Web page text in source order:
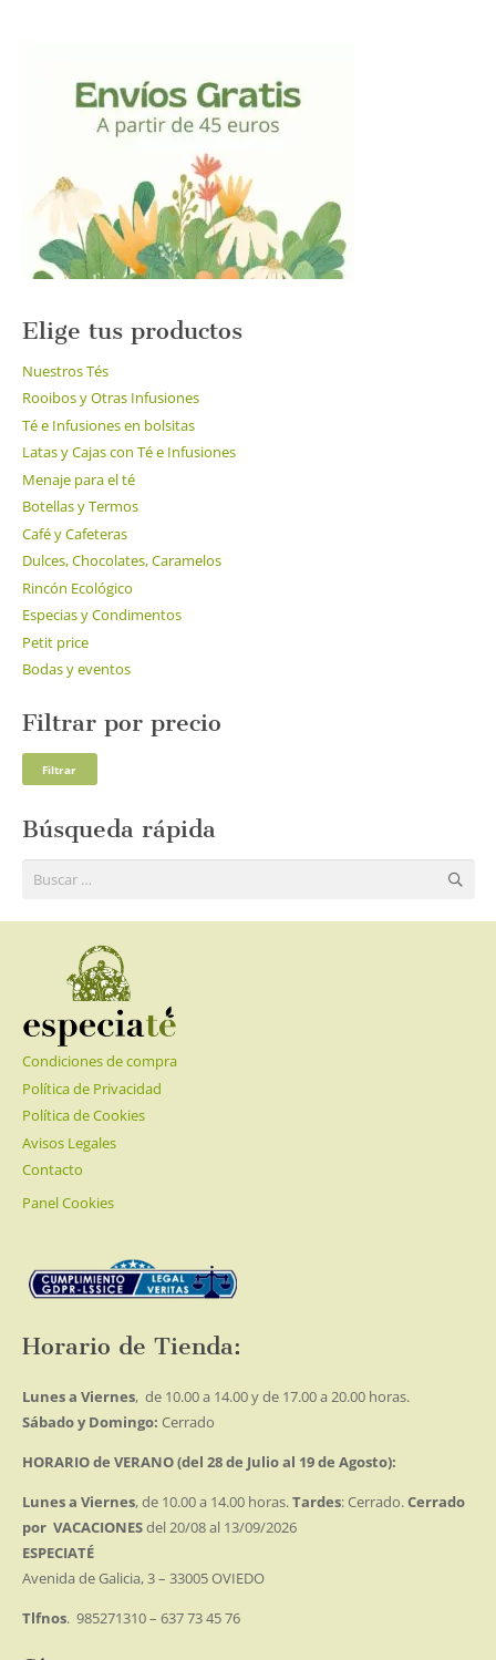
se
pueden
elegir
página
de
producto
Elige tus productos
Nuestros Tés
Rooibos y Otras Infusiones
Té e Infusiones en bolsitas
Latas y Cajas con Té e Infusiones
Menaje para el té
Botellas y Termos
Café y Cafeteras
Dulces, Chocolates, Caramelos
Rincón Ecológico
Especias y Condimentos
Petit price
Bodas y eventos
Filtrar por precio
Filtrar
Búsqueda rápida
Buscar:
Condiciones de compra
Política de Privacidad
Política de Cookies
Avisos Legales
Contacto
Panel Cookies
Horario de Tienda:
Lunes a Viernes, de 10.00 a 14.00 y de 17.00 a 20.00 horas.
Sábado y Domingo: Cerrado
HORARIO de VERANO (del 28 de Julio al 19 de Agosto):
Lunes a Viernes, de 10.00 a 14.00 horas.Tardes: Cerrado.Cerrado
por VACACIONESdel 20/08 al 13/09/2026
ESPECIATÉ
Avenida de Galicia, 3 – 33005 OVIEDO
Tlfnos. 985271310 – 637 73 45 76